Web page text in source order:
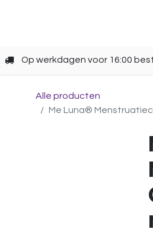
Op werkdagen voor 16:00
Alle producten
Me Luna®